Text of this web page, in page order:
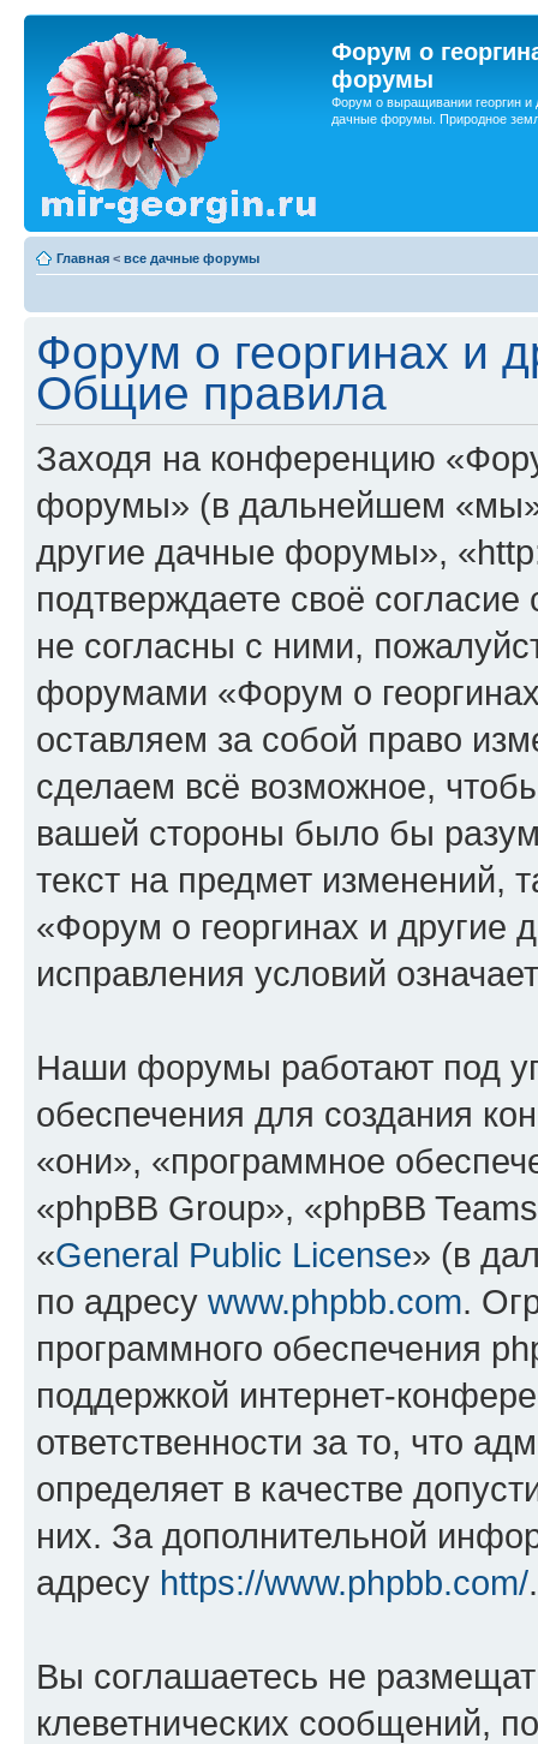
Форум о
форумы
Форум о выращивании георгин и
дачные форумы. Природное
Главная < все дачные форумы
Форум о георгинах и
Общие правила
Заходя на конференцию
форумы» (в дальнейшем
другие дачные форумы»,
подтверждаете своё
не согласны с ними,
форумами «Форум о
оставляем за собой право
сделаем всё возможное,
вашей стороны было бы
текст на предмет изменений,
«Форум о георгинах и
исправления условий
Наши форумы работают под
обеспечения для создания
«они», «программное
«phpBB Group», «phpBB
«General Public License» (в
по адресу www.phpbb.com.
программного обеспечения
поддержкой интернет-
ответственности за то, что
определяет в качестве
них. За дополнительной
адресу https://www.phpbb.com/.
Вы соглашаетесь не
клеветнических сообщений,